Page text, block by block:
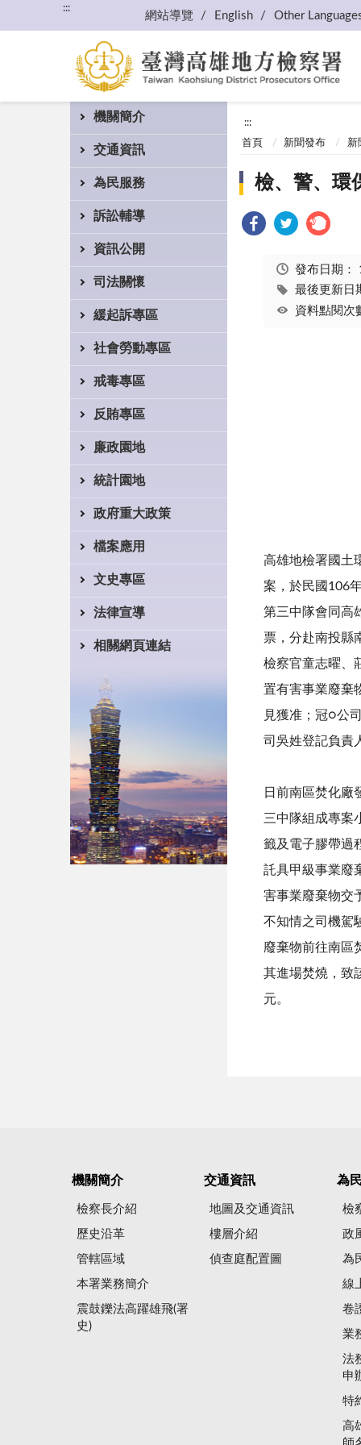
:::
網站導覽 English Other
機關簡介
交通資訊
為民服務
訴訟輔導
資訊公開
司法關懷
緩起訴專區
社會勞動專區
戒毒專區
反賄專區
廉政園地
統計園地
政府重大政策
檔案應用
文史專區
法律宣導
相關網頁連結
:::
首頁 新聞發布 新
檢、警、環
發布日期：
最後更新日
資料點閱次
高雄地檢署國土
案，於民國106
第三中隊會同高
票，分赴南投縣
檢察官童志曜、
置有害事業廢棄
見獲准；冠○公
司吳姓登記負責
日前南區焚化廠
三中隊組成專案
籤及電子膠帶過
託具甲級事業廢
害事業廢棄物交
不知情之司機駕
廢棄物前往南區
其進場焚燒，致
元。
機關簡介
檢察長介紹
歷史沿革
管轄區域
本署業務簡介
震鼓鑠法高躍雄飛(署
史)
交通資訊
地圖及交通資訊
樓層介紹
偵查庭配置圖
為
檢
政
為
線
卷
業
法
申
特
高